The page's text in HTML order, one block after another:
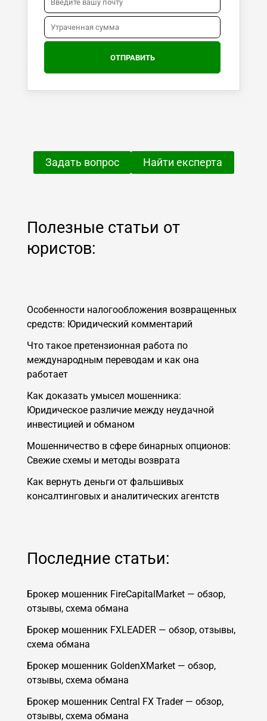
Задать вопрос Найти експерта
Полезные статьи от
юристов:
Особенности налогообложения возвращенных
средств: Юридический комментарий
Что такое претензионная работа по
международным переводам и как она
работает
Как доказать умысел мошенника:
Юридическое различие между неудачной
инвестицией и обманом
Мошенничество в сфере бинарных опционов:
Свежие схемы и методы возврата
Как вернуть деньги от фальшивых
консалтинговых и аналитических агентств
Последние статьи:
Брокер мошенник FireCapitalMarket — обзор,
отзывы, схема обмана
Брокер мошенник FXLEADER — обзор, отзывы,
схема обмана
Брокер мошенник GoldenXMarket — обзор,
отзывы, схема обмана
Брокер мошенник Central FX Trader — обзор,
отзывы, схема обмана